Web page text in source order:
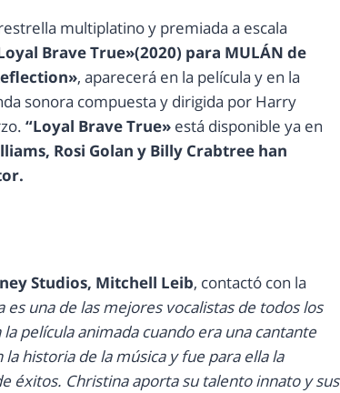
multiplatino y premiada a escala
Brave True»(2020) para MULÁN de
, aparecerá en la película y en la
sonora compuesta y dirigida por Harry
“Loyal Brave True» está disponible ya en
Rosi Golan y Billy Crabtree han
Studios, Mitchell Leib, contactó con la
es una de las mejores vocalistas de todos los
película animada cuando era una cantante
historia de la música y fue para ella la
éxitos. Christina aporta su talento innato y sus